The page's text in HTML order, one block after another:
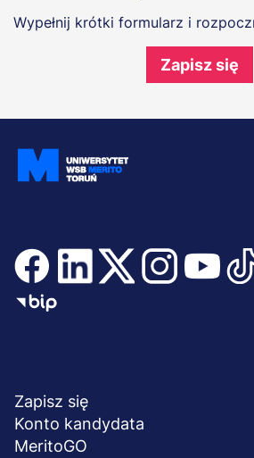
Wypełnij krótki formularz i
Zapisz się
stopka
Zapisz się
Konto kandydata
MeritoGO